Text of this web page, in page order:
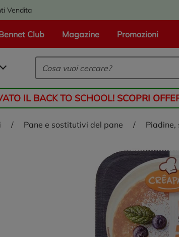
Vendita
Club Magazine Promozioni
IL BACK TO SCHOOL! SCOPRI
/ pane e sostitutivi del pane /